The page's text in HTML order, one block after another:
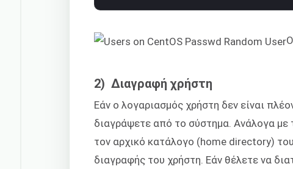
2) Διαγραφή χρήστη
Εάν ο λογαριασμός χρήστη δεν είναι
διαγράψετε από το σύστημα. Ανάλογα με
τον αρχικό κατάλογο (home directory)
διαγραφής του χρήστη. Εάν θέλετε να